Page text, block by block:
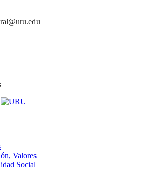
Valores
Social